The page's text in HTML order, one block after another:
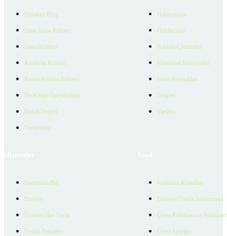
Emlakjet Blog
Satın Alma Rehberi
Satıcı Rehberi
Kiralama Rehberi
Konut Kredisi Rehberi
Ne Kadar Ödeyebilirim
Emlak Değeri
Verilerimiz
Hakkımızda
Ödüllerimiz
Reklam Çözümleri
Kurumsal Materyaller
İnsan Kaynakları
İletişim
Yardım
Danışman Bul
Projeler
Ücretsiz İlan Verin
Üyelik Paketleri
Kullanım Koşulları
Bireysel Üyelik Sözleşmesi
Çerez Politikası ve
Çerez Ayarları